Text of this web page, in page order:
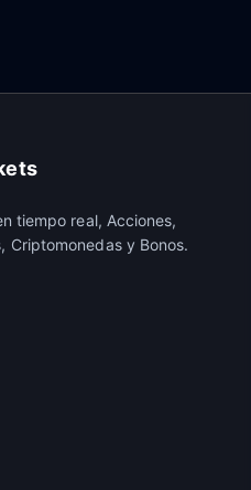
tiempo real, Acciones,
Criptomonedas y Bonos.